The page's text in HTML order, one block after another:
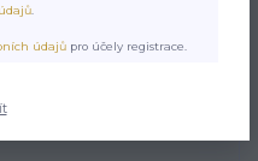
- Serenity
.
údajů pro účely registrace.